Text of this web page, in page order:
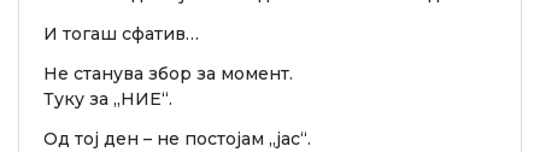
И тогаш сфатив…
Не станува збор за момент.
Туку за „НИЕ“.
Од тој ден – не постојам „јас“.